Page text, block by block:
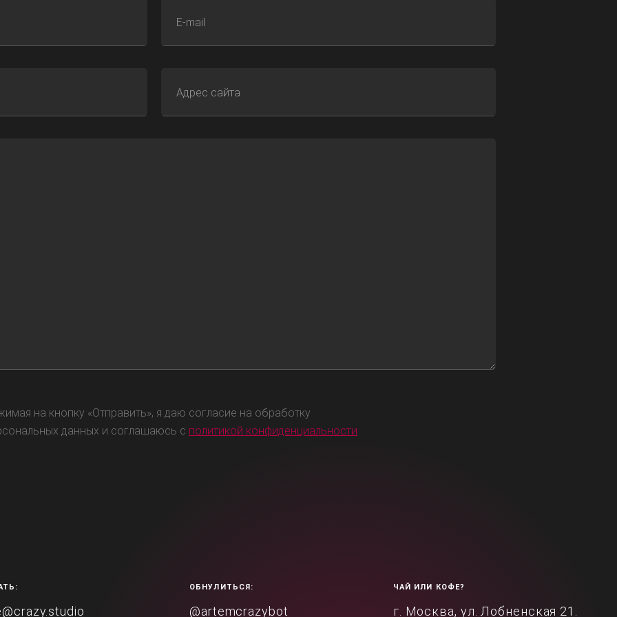
на кнопку «Отправить», я даю согласие на обработку
данных и соглашаюсь с политикой конфиденциальности
ОБНУЛИТЬСЯ:
@artemcrazybot
ЧАЙ ИЛИ КОФЕ?
г. Москва, ул. Лобненская 21.